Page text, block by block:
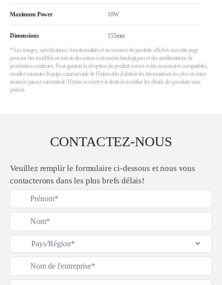
Maximum Power 10W
Dimensions 155mm
* Les images, spécifications, fonctionnalités et accessoires de produits affichés sur cette page
peuvent être modifiés en raison des mises à niveau technologiques et des améliorations de
production continues. Pour garantir la réception du produit correct et des accessoires compatibles,
veuillez contacter l'équipe commerciale de Hytera afin d'obtenir les informations les plus récentes
avant de passer commande. Hytera se réserve le droit de modifier les détails des produits sans
préavis.
CONTACTEZ-NOUS
Veuillez remplir le formulaire ci-dessous et nous vous
contacterons dans les plus brefs délais!